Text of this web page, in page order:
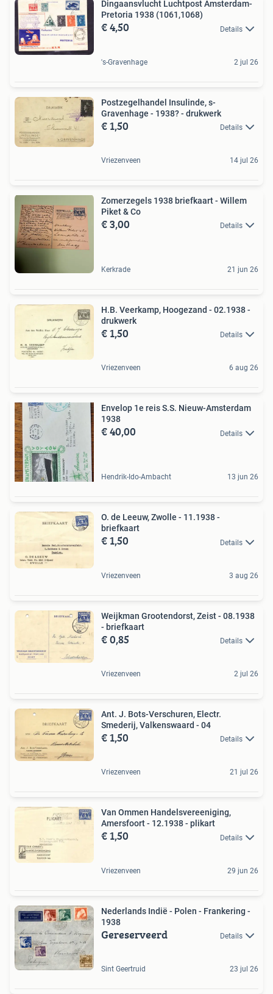
Dingaansvlucht Luchtpost Amsterdam-
Pretoria 1938 (1061,1068)
€ 4,50 Details
's-Gravenhage 2 jul 26
Postzegelhandel Insulinde, s-
Gravenhage - 1938? - drukwerk
€ 1,50 Details
Vriezenveen 14 jul 26
Zomerzegels 1938 briefkaart - Willem
Piket & Co
€ 3,00 Details
Kerkrade 21 jun 26
H.B. Veerkamp, Hoogezand - 02.1938 -
drukwerk
€ 1,50 Details
Vriezenveen 6 aug 26
Envelop 1e reis S.S. Nieuw-Amsterdam
1938
€ 40,00 Details
Hendrik-Ido-Ambacht 13 jun 26
O. de Leeuw, Zwolle - 11.1938 -
briefkaart
€ 1,50 Details
Vriezenveen 3 aug 26
Weijkman Grootendorst, Zeist - 08.1938
- briefkaart
€ 0,85 Details
Vriezenveen 2 jul 26
Ant. J. Bots-Verschuren, Electr.
Smederij, Valkenswaard - 04
€ 1,50 Details
Vriezenveen 21 jul 26
Van Ommen Handelsvereeniging,
Amersfoort - 12.1938 - plikart
€ 1,50 Details
Vriezenveen 29 jun 26
Nederlands Indië - Polen - Frankering -
1938
Gereserveerd Details
Sint Geertruid 23 jul 26